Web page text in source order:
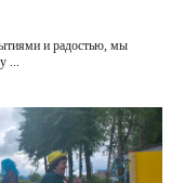
и радостью, мы
...